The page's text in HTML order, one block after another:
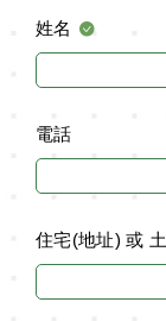
姓名
電話
住宅(地址) 或